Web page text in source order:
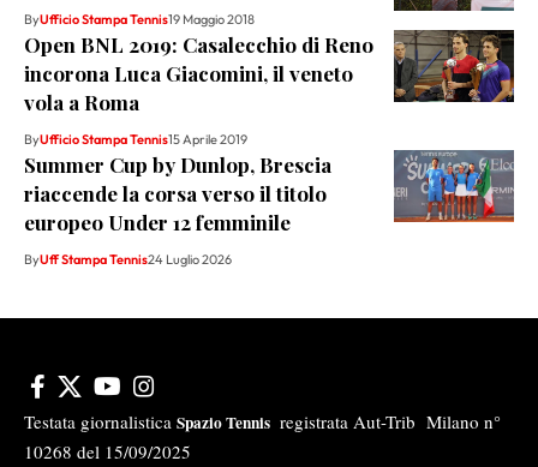
ByUfficio Stampa Tennis19 Maggio 2018
Open BNL 2019: Casalecchio di Reno
incorona Luca Giacomini, il veneto
vola a Roma
ByUfficio Stampa Tennis15 Aprile 2019
Summer Cup by Dunlop, Brescia
riaccende la corsa verso il titolo
europeo Under 12 femminile
ByUff Stampa Tennis24 Luglio 2026
Testata giornalistica Spazio Tennis registrata Aut-Trib Milano n°
10268 del 15/09/2025